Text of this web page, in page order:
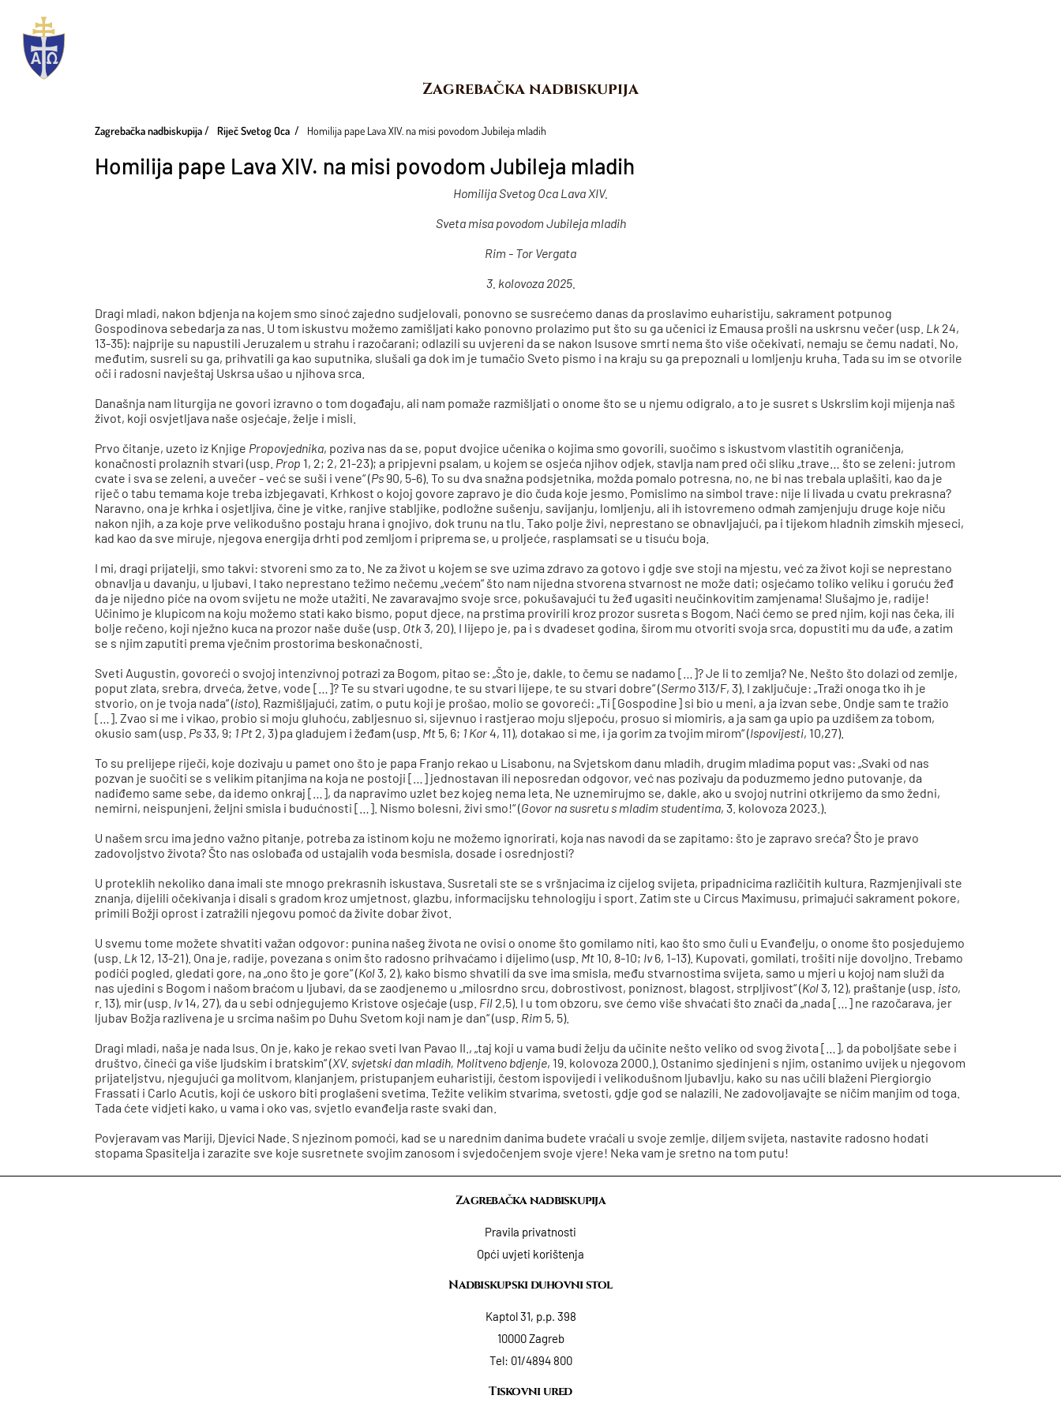
Zagrebačka nadbiskupija
Zagrebačka nadbiskupija Riječ Svetog Oca Homilija pape Lava XIV. na misi povodom Jubileja mladih
Homilija pape Lava XIV. na misi povodom Jubileja mladih
Homilija Svetog Oca Lava XIV.
Sveta misa povodom Jubileja mladih
Rim - Tor Vergata
3. kolovoza 2025.
Dragi mladi, nakon bdjenja na kojem smo sinoć zajedno sudjelovali, ponovno se susrećemo danas da proslavimo euharistiju, sakrament potpunog
Gospodinova sebedarja za nas. U tom iskustvu možemo zamišljati kako ponovno prolazimo put što su ga učenici iz Emausa prošli na uskrsnu večer (usp. Lk 24,
13-35): najprije su napustili Jeruzalem u strahu i razočarani; odlazili su uvjereni da se nakon Isusove smrti nema što više očekivati, nemaju se čemu nadati. No,
međutim, susreli su ga, prihvatili ga kao suputnika, slušali ga dok im je tumačio Sveto pismo i na kraju su ga prepoznali u lomljenju kruha. Tada su im se otvorile
oči i radosni navještaj Uskrsa ušao u njihova srca.
Današnja nam liturgija ne govori izravno o tom događaju, ali nam pomaže razmišljati o onome što se u njemu odigralo, a to je susret s Uskrslim koji mijenja naš
život, koji osvjetljava naše osjećaje, želje i misli.
Prvo čitanje, uzeto iz Knjige Propovjednika, poziva nas da se, poput dvojice učenika o kojima smo govorili, suočimo s iskustvom vlastitih ograničenja,
konačnosti prolaznih stvari (usp. Prop 1, 2; 2, 21-23); a pripjevni psalam, u kojem se osjeća njihov odjek, stavlja nam pred oči sliku „trave… što se zeleni: jutrom
cvate i sva se zeleni, a uvečer - već se suši i vene“ (Ps 90, 5-6). To su dva snažna podsjetnika, možda pomalo potresna, no, ne bi nas trebala uplašiti, kao da je
riječ o tabu temama koje treba izbjegavati. Krhkost o kojoj govore zapravo je dio čuda koje jesmo. Pomislimo na simbol trave: nije li livada u cvatu prekrasna?
Naravno, ona je krhka i osjetljiva, čine je vitke, ranjive stabljike, podložne sušenju, savijanju, lomljenju, ali ih istovremeno odmah zamjenjuju druge koje niču
nakon njih, a za koje prve velikodušno postaju hrana i gnojivo, dok trunu na tlu. Tako polje živi, neprestano se obnavljajući, pa i tijekom hladnih zimskih mjeseci,
kad kao da sve miruje, njegova energija drhti pod zemljom i priprema se, u proljeće, rasplamsati se u tisuću boja.
I mi, dragi prijatelji, smo takvi: stvoreni smo za to. Ne za život u kojem se sve uzima zdravo za gotovo i gdje sve stoji na mjestu, već za život koji se neprestano
obnavlja u davanju, u ljubavi. I tako neprestano težimo nečemu „većem“ što nam nijedna stvorena stvarnost ne može dati; osjećamo toliko veliku i goruću žeđ
da je nijedno piće na ovom svijetu ne može utažiti. Ne zavaravajmo svoje srce, pokušavajući tu žeđ ugasiti neučinkovitim zamjenama! Slušajmo je, radije!
Učinimo je klupicom na koju možemo stati kako bismo, poput djece, na prstima provirili kroz prozor susreta s Bogom. Naći ćemo se pred njim, koji nas čeka, ili
bolje rečeno, koji nježno kuca na prozor naše duše (usp. Otk 3, 20). I lijepo je, pa i s dvadeset godina, širom mu otvoriti svoja srca, dopustiti mu da uđe, a zatim
se s njim zaputiti prema vječnim prostorima beskonačnosti.
Sveti Augustin, govoreći o svojoj intenzivnoj potrazi za Bogom, pitao se: „Što je, dakle, to čemu se nadamo […]? Je li to zemlja? Ne. Nešto što dolazi od zemlje,
poput zlata, srebra, drveća, žetve, vode […]? Te su stvari ugodne, te su stvari lijepe, te su stvari dobre“ (Sermo 313/F, 3). I zaključuje: „Traži onoga tko ih je
stvorio, on je tvoja nada“ (isto). Razmišljajući, zatim, o putu koji je prošao, molio se govoreći: „Ti [Gospodine] si bio u meni, a ja izvan sebe. Ondje sam te tražio
[…]. Zvao si me i vikao, probio si moju gluhoću, zabljesnuo si, sijevnuo i rastjerao moju sljepoću, prosuo si miomiris, a ja sam ga upio pa uzdišem za tobom,
okusio sam (usp. Ps 33, 9; 1 Pt 2, 3) pa gladujem i žeđam (usp. Mt 5, 6; 1 Kor4, 11), dotakao si me, i ja gorim za tvojim mirom“ (Ispovijesti, 10,27).
To su prelijepe riječi, koje dozivaju u pamet ono što je papa Franjo rekao u Lisabonu, na Svjetskom danu mladih, drugim mladima poput vas: „Svaki od nas
pozvan je suočiti se s velikim pitanjima na koja ne postoji […] jednostavan ili neposredan odgovor, već nas pozivaju da poduzmemo jedno putovanje, da
nadiđemo same sebe, da idemo onkraj […], da napravimo uzlet bez kojeg nema leta. Ne uznemirujmo se, dakle, ako u svojoj nutrini otkrijemo da smo žedni,
nemirni, neispunjeni, željni smisla i budućnosti […]. Nismo bolesni, živi smo!“ (Govor na susretu s mladim studentima, 3. kolovoza 2023.).
U našem srcu ima jedno važno pitanje, potreba za istinom koju ne možemo ignorirati, koja nas navodi da se zapitamo: što je zapravo sreća? Što je pravo
zadovoljstvo života? Što nas oslobađa od ustajalih voda besmisla, dosade i osrednjosti?
U proteklih nekoliko dana imali ste mnogo prekrasnih iskustava. Susretali ste se s vršnjacima iz cijelog svijeta, pripadnicima različitih kultura. Razmjenjivali ste
znanja, dijelili očekivanja i disali s gradom kroz umjetnost, glazbu, informacijsku tehnologiju i sport. Zatim ste u Circus Maximusu, primajući sakrament pokore,
primili Božji oprost i zatražili njegovu pomoć da živite dobar život.
U svemu tome možete shvatiti važan odgovor: punina našeg života ne ovisi o onome što gomilamo niti, kao što smo čuli u Evanđelju, o onome što posjedujemo
(usp. Lk 12, 13-21). Ona je, radije, povezana s onim što radosno prihvaćamo i dijelimo (usp. Mt 10, 8-10; Iv6, 1-13). Kupovati, gomilati, trošiti nije dovoljno. Trebamo
podići pogled, gledati gore, na „ono što je gore“ (Kol 3, 2), kako bismo shvatili da sve ima smisla, među stvarnostima svijeta, samo u mjeri u kojoj nam služi da
nas ujedini s Bogom i našom braćom u ljubavi, da se zaodjenemo u „milosrdno srcu, dobrostivost, poniznost, blagost, strpljivost“ (Kol 3, 12), praštanje (usp. isto,
r. 13), mir (usp. Iv14, 27), da u sebi odnjegujemo Kristove osjećaje (usp. Fil 2,5). I u tom obzoru, sve ćemo više shvaćati što znači da „nada […] ne razočarava, jer
ljubav Božja razlivena je u srcima našim po Duhu Svetom koji nam je dan“ (usp. Rim 5, 5).
Dragi mladi, naša je nada Isus. On je, kako je rekao sveti Ivan Pavao II., „taj koji u vama budi želju da učinite nešto veliko od svog života […], da poboljšate sebe i
društvo, čineći ga više ljudskim i bratskim“ (XV. svjetski dan mladih, Molitveno bdjenje, 19. kolovoza 2000.). Ostanimo sjedinjeni s njim, ostanimo uvijek u njegovom
prijateljstvu, njegujući ga molitvom, klanjanjem, pristupanjem euharistiji, čestom ispovijedi i velikodušnom ljubavlju, kako su nas učili blaženi Piergiorgio
Frassati i Carlo Acutis, koji će uskoro biti proglašeni svetima. Težite velikim stvarima, svetosti, gdje god se nalazili. Ne zadovoljavajte se ničim manjim od toga.
Tada ćete vidjeti kako, u vama i oko vas, svjetlo evanđelja raste svaki dan.
Povjeravam vas Mariji, Djevici Nade. S njezinom pomoći, kad se u narednim danima budete vraćali u svoje zemlje, diljem svijeta, nastavite radosno hodati
stopama Spasitelja i zarazite sve koje susretnete svojim zanosom i svjedočenjem svoje vjere! Neka vam je sretno na tom putu!
Zagrebačka nadbiskupija
Pravila privatnosti
Opći uvjeti korištenja
Nadbiskupski duhovni stol
Kaptol 31, p.p. 398
10000 Zagreb
Tel: 01/4894 800
Tiskovni ured